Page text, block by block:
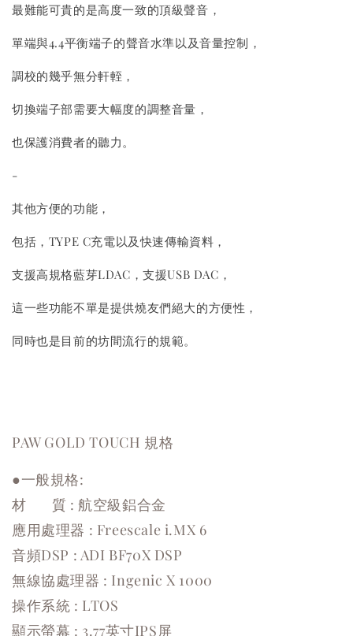
最難能可貴的是高度一致的頂級聲音，
單端與4.4平衡端子的聲音水準以及音量控制，
調校的幾乎無分軒輊，
切換端子部需要大幅度的調整音量，
也保護消費者的聽力。
-
其他方便的功能，
包括，TYPE C充電以及快速傳輸資料，
支援高規格藍芽LDAC，支援USB DAC，
這一些功能不單是提供燒友們絕大的方便性，
同時也是目前的坊間流行的規範。
PAW GOLD TOUCH 規格
●一般規格:
材 質 : 航空級鋁合金
應用處理器 : Freescale i.MX 6
音頻DSP : ADI BF70X DSP
無線協處理器 : Ingenic X 1000
操作系統 : LTOS
顯示螢幕 : 3.77英寸IPS屏